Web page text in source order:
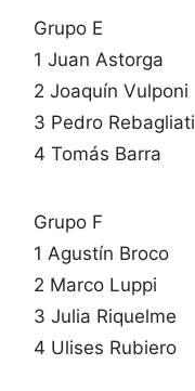
Grupo E
1 Juan Astorga
2 Joaquín Vulponi
3 Pedro Rebagliati
4 Tomás Barra
Grupo F
1 Agustín Broco
2 Marco Luppi
3 Julia Riquelme
4 Ulises Rubiero